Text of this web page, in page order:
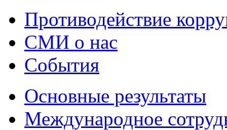
Противодействие
СМИ о нас
События
Основные результаты
Международное